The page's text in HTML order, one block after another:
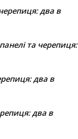
два в
та черепиця:
два в
два в